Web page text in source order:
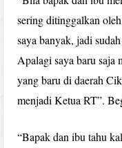
sering ditinggalkan
saya banyak, jadi
Apalagi saya baru saja
yang baru di daerah
menjadi Ketua RT”.
“Bapak dan ibu tahu